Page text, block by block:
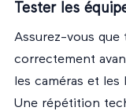
Tester les
Assurez-vous
correctement
les caméras et
Une répétition